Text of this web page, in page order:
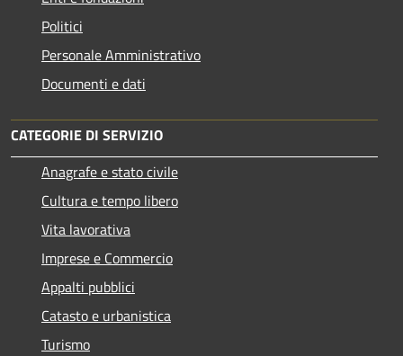
Politici
Personale Amministrativo
Documenti e dati
CATEGORIE DI SERVIZIO
Anagrafe e stato civile
Cultura e tempo libero
Vita lavorativa
Imprese e Commercio
Appalti pubblici
Catasto e urbanistica
Turismo